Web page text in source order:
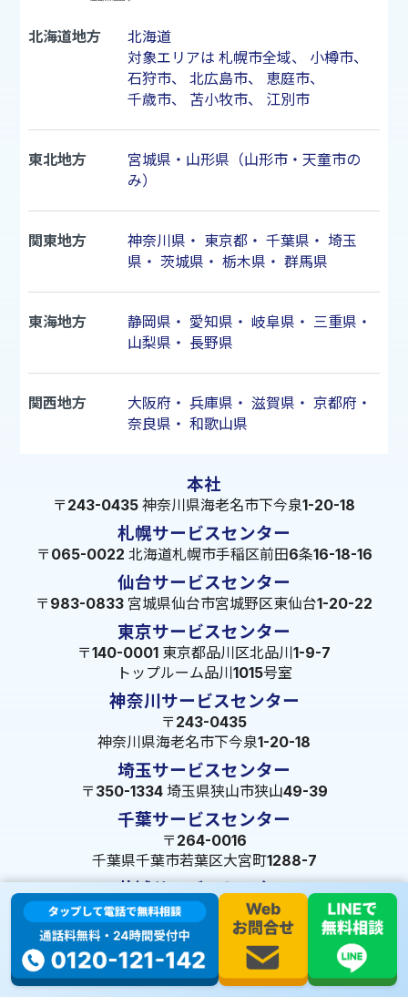
北海道地方
北海道
対象エリアは 札幌市全域、 小樽市、
石狩市、 北広島市、 恵庭市、
千歳市、 苫小牧市、 江別市
東北地方
宮城県・山形県（山形市・天童市の
み）
関東地方 神奈川県 ・ 東京都・ 千葉県 ・ 埼玉
県 ・ 茨城県 ・ 栃木県 ・ 群馬県
東海地方 静岡県 ・ 愛知県 ・ 岐阜県 ・ 三重県 ・
山梨県 ・ 長野県
関西地方 大阪府 ・ 兵庫県 ・ 滋賀県 ・ 京都府 ・
奈良県 ・ 和歌山県
本社
〒243-0435 神奈川県海老名市下今泉1-20-18
札幌サービスセンター
〒065-0022 北海道札幌市手稲区前田6条16-18-16
仙台サービスセンター
〒983-0833 宮城県仙台市宮城野区東仙台1-20-22
東京サービスセンター
〒140-0001 東京都品川区北品川1-9-7
トップルーム品川1015号室
神奈川サービスセンター
〒243-0435
神奈川県海老名市下今泉1-20-18
埼玉サービスセンター
〒350-1334 埼玉県狭山市狭山49-39
千葉サービスセンター
〒264-0016
千葉県千葉市若葉区大宮町1288-7
茨城サービスセンター
〒309-1717 茨城県笠間市旭町322-2 102号
長野サービスセンター
〒380-0921 長野県長野市大字栗田653-141 皐月ビル
名古屋サービスセンター